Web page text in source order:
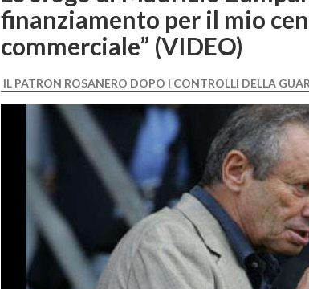
finanziamento per il mio
commerciale” (VIDEO)
IL PATRON ROSANERO DOPO I CONTROLLI DELLA